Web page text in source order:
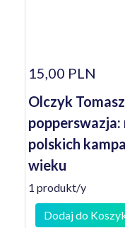
15,00 PLN
Olczyk
polskich
wieku
1 produkt/y
Dodaj do